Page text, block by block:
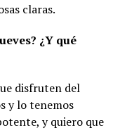
claras.
¿Y qué
disfruten del
y lo tenemos
y quiero que